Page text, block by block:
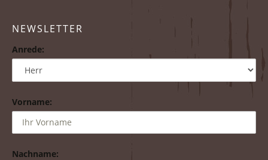
NEWSLETTER
Anrede:
Vorname:
Nachname: